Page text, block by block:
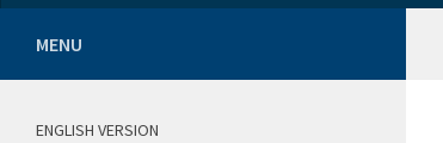
MENU
ENGLISH VERSION